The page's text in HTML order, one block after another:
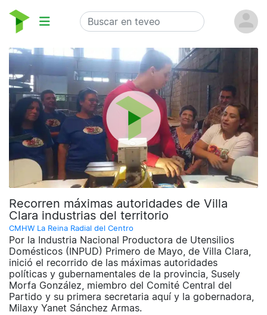
Recorren máximas autoridades de Villa
Clara industrias del territorio
CMHW La Reina Radial del Centro
Por la Industria Nacional Productora de Utensilios
Domésticos (INPUD) Primero de Mayo, de Villa Clara,
inició el recorrido de las máximas autoridades
políticas y gubernamentales de la provincia, Susely
Morfa González, miembro del Comité Central del
Partido y su primera secretaria aquí y la gobernadora,
Milaxy Yanet Sánchez Armas.